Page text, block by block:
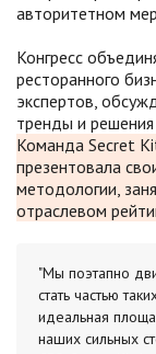
авторитетном
Конгресс
ресторанного
экспертов,
тренды и
Команда Secret
презентовала
методологии,
отраслевом
"Мы поэтапно
стать частью
идеальная
наших сильных